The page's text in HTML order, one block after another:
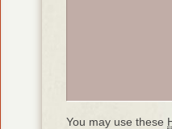
You may use these